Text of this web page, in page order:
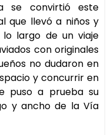
se convirtió este
que llevó a niños y
largo de un viaje
con originales
no dudaron en
y concurrir en
puso a prueba su
y ancho de la Vía